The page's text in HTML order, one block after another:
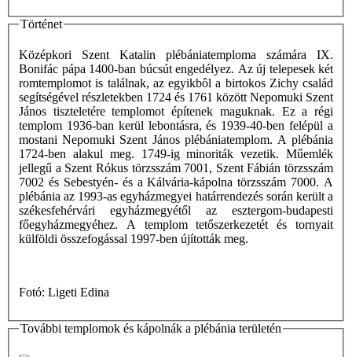
Történet
Középkori Szent Katalin plébániatemploma számára IX.
Bonifác pápa 1400-ban búcsút engedélyez. Az új telepesek két
romtemplomot is találnak, az egyikbôl a birtokos Zichy család
segítségével részletekben 1724 és 1761 között Nepomuki Szent
János tiszteletére templomot építenek maguknak. Ez a régi
templom 1936-ban kerül lebontásra, és 1939-40-ben felépül a
mostani Nepomuki Szent János plébániatemplom. A plébánia
1724-ben alakul meg. 1749-ig minoriták vezetik. Műemlék
jellegű a Szent Rókus törzsszám 7001, Szent Fábián törzsszám
7002 és Sebestyén- és a Kálvária-kápolna törzsszám 7000. A
plébánia az 1993-as egyházmegyei határrendezés során került a
székesfehérvári egyházmegyétől az esztergom-budapesti
főegyházmegyéhez. A templom tetőszerkezetét és tornyait
külföldi összefogással 1997-ben újították meg.
Fotó: Ligeti Edina
További templomok és kápolnák a plébánia területén